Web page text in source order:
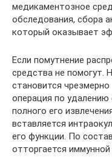
медикаментозное
обследования, сбора
который оказывает
Если помутнение
средства не помогут.
становится
операция по удалению
полного его
вставляется
его функции. По
отторгается